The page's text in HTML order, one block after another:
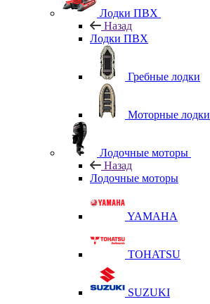
Лодки ПВХ
Назад
Лодки ПВХ
Гребные лодки
Моторные лодки
Лодочные моторы
Назад
Лодочные моторы
YAMAHA
TOHATSU
SUZUKI